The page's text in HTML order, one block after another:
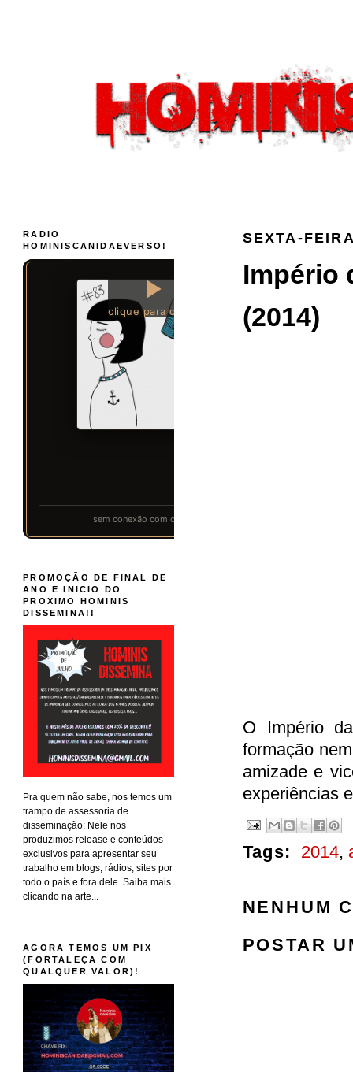
SEXTA-
Império
(2014)
O Império
formação
amizade e
experiências
Tags: 2014,
NENHUM
POSTAR
RADIO
HOMINISCANIDAEVERSO!
PROMOÇÃO DE FINAL DE
ANO E INICIO DO
PROXIMO HOMINIS
DISSEMINA!!
Pra quem não sabe, nos temos um
trampo de assessoria de
disseminação: Nele nos
produzimos release e conteúdos
exclusivos para apresentar seu
trabalho em blogs, rádios, sites por
todo o país e fora dele. Saiba mais
clicando na arte...
AGORA TEMOS UM PIX
(FORTALEÇA COM
QUALQUER VALOR)!